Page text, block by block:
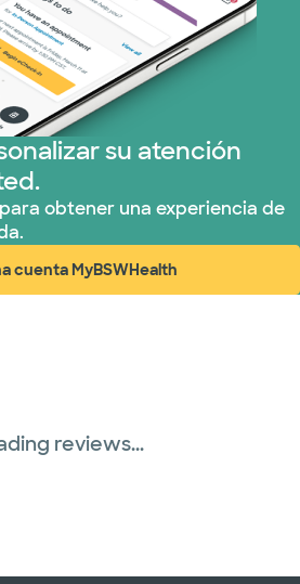
su atención
obtener una experiencia de
cuenta MyBSWHealth
(abre en ventana nueva)
reviews...